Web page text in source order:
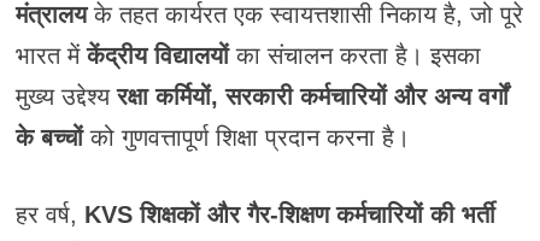
मंत्रालयके तहत कार्यरत एक स्वायत्तशासी निकाय है, जो पूरे
भारत मेंकेंद्रीय विद्यालयोंका संचालन करता है। इसका
मुख्य उद्देश्यरक्षा कर्मियों, सरकारी कर्मचारियों और अन्य वर्गों
के बच्चोंको गुणवत्तापूर्ण शिक्षा प्रदान करना है।
हर वर्ष, KVS शिक्षकों और गैर-शिक्षण कर्मचारियों की भर्ती